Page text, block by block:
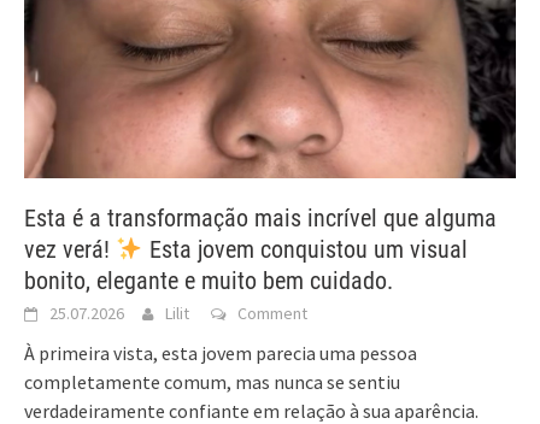
Esta é a transformação mais incrível que alguma
vez verá!
Esta jovem conquistou um visual
bonito, elegante e muito bem cuidado.
25.07.2026 Lilit Comment
À primeira vista, esta jovem parecia uma pessoa
completamente comum, mas nunca se sentiu
verdadeiramente confiante em relação à sua aparência.